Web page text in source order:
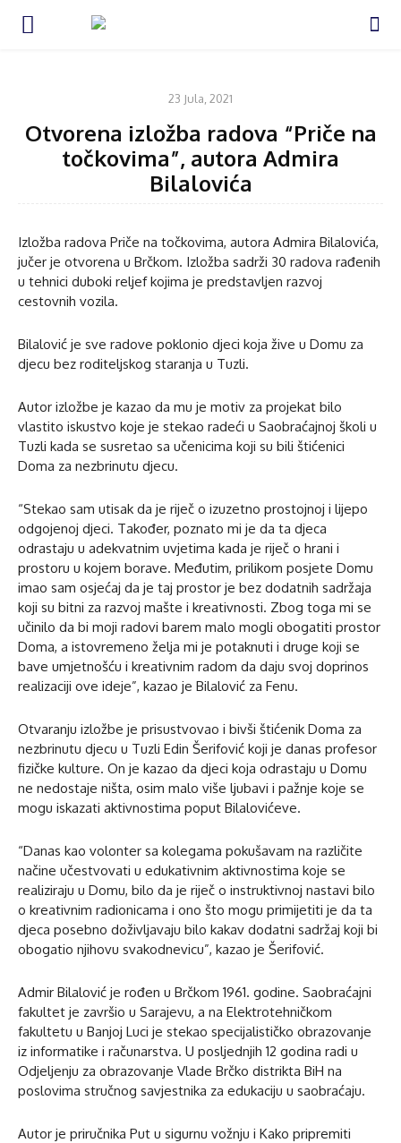
23 Jula, 2021
Otvorena izložba radova “Priče na
točkovima”, autora Admira
Bilalovića
Izložba radova Priče na točkovima, autora Admira Bilalovića,
jučer je otvorena u Brčkom. Izložba sadrži 30 radova rađenih
u tehnici duboki reljef kojima je predstavljen razvoj
cestovnih vozila.
Bilalović je sve radove poklonio djeci koja žive u Domu za
djecu bez roditeljskog staranja u Tuzli.
Autor izložbe je kazao da mu je motiv za projekat bilo
vlastito iskustvo koje je stekao radeći u Saobraćajnoj školi u
Tuzli kada se susretao sa učenicima koji su bili štićenici
Doma za nezbrinutu djecu.
“Stekao sam utisak da je riječ o izuzetno prostojnoj i lijepo
odgojenoj djeci. Također, poznato mi je da ta djeca
odrastaju u adekvatnim uvjetima kada je riječ o hrani i
prostoru u kojem borave. Međutim, prilikom posjete Domu
imao sam osjećaj da je taj prostor je bez dodatnih sadržaja
koji su bitni za razvoj mašte i kreativnosti. Zbog toga mi se
učinilo da bi moji radovi barem malo mogli obogatiti prostor
Doma, a istovremeno želja mi je potaknuti i druge koji se
bave umjetnošću i kreativnim radom da daju svoj doprinos
realizaciji ove ideje”, kazao je Bilalović za Fenu.
Otvaranju izložbe je prisustvovao i bivši štićenik Doma za
nezbrinutu djecu u Tuzli Edin Šerifović koji je danas profesor
fizičke kulture. On je kazao da djeci koja odrastaju u Domu
ne nedostaje ništa, osim malo više ljubavi i pažnje koje se
mogu iskazati aktivnostima poput Bilalovićeve.
“Danas kao volonter sa kolegama pokušavam na različite
načine učestvovati u edukativnim aktivnostima koje se
realiziraju u Domu, bilo da je riječ o instruktivnoj nastavi bilo
o kreativnim radionicama i ono što mogu primijetiti je da ta
djeca posebno doživljavaju bilo kakav dodatni sadržaj koji bi
obogatio njihovu svakodnevicu”, kazao je Šerifović.
Admir Bilalović je rođen u Brčkom 1961. godine. Saobraćajni
fakultet je završio u Sarajevu, a na Elektrotehničkom
fakultetu u Banjoj Luci je stekao specijalističko obrazovanje
iz informatike i računarstva. U posljednjih 12 godina radi u
Odjeljenju za obrazovanje Vlade Brčko distrikta BiH na
poslovima stručnog savjestnika za edukaciju u saobraćaju.
Autor je priručnika Put u sigurnu vožnju i Kako pripremiti